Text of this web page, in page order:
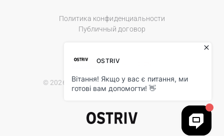
Политика конфиденциальности
Публичный договор
© 2026 Ostriv.ua Store. All Rights Reserved.